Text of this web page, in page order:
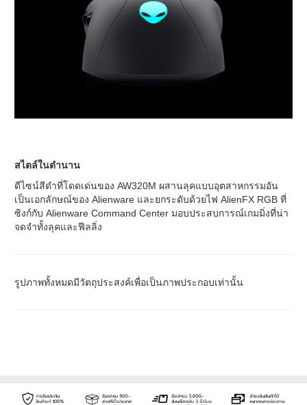
สไตล์ในตำนาน
ดีไซน์สีดำที่โดดเด่นของ AW320M ผสานลุคแบบอุตสาหกรรมอัน
เป็นเอกลักษณ์ของ Alienware และยกระดับด้วยไฟ AlienFX RGB ที่
ซิงก์กับ Alienware Command Center มอบประสบการณ์เกมมิ่งที่น่า
จดจำทั้งลุคและฟีลลิ่ง
รูปภาพทั้งหมดมีวัตถุประสงค์เพื่อเป็นภาพประกอบเท่านั้น